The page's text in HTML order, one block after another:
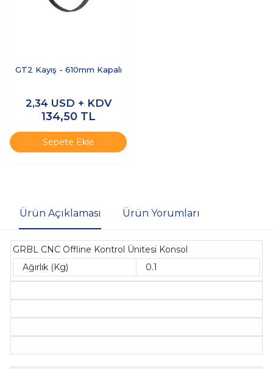
GT2 Kayış - 610mm Kapalı
2,34 USD + KDV
134,50 TL
Sepete Ekle
Ürün Açıklaması Ürün Yorumları
GRBL CNC Offline Kontrol Ünitesi Konsol
Ağırlık (Kg)
0.1